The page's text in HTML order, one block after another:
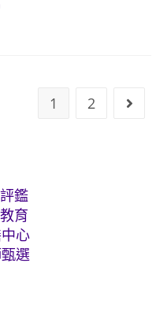
1 2 Go to
鑑
育
心
選